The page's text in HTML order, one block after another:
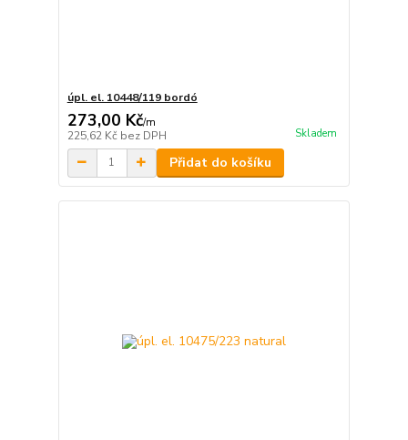
úpl. el. 10448/119 bordó
273,00 Kč/m
225,62 Kč bez DPH Skladem
Přidat do košíku